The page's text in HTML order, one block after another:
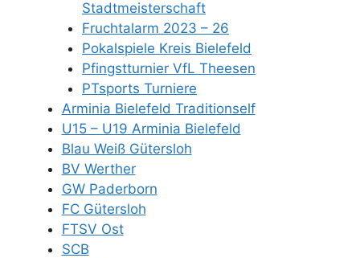
Stadtmeisterschaft
Fruchtalarm 2023 – 26
Pokalspiele Kreis Bielefeld
Pfingstturnier VfL Theesen
PTsports Turniere
Arminia Bielefeld Traditionself
U15 – U19 Arminia Bielefeld
Blau Weiß Gütersloh
BV Werther
GW Paderborn
FC Gütersloh
FTSV Ost
SCB